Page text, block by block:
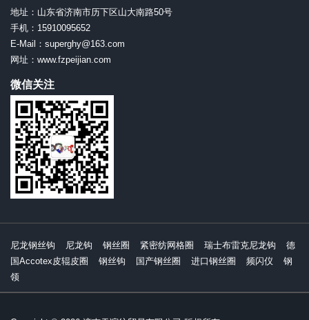
地址：山东省济南市历下区山大南路50号
手机：15910095652
E-Mail：superghy@163.com
网址：www.fzpeijian.com
微信关注
尼龙钢丝钩 尼龙钩 钢丝圈 紧密纺网格圈 瑞士布雷克尼龙钩
德
国Accotex皮辊皮圈
钢丝钩 国产钢丝圈 进口钢丝圈 频闪仪
钢
领